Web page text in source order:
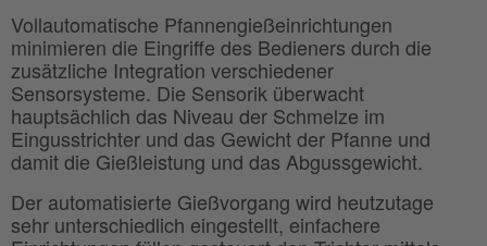
Vollautomatische Pfannengießeinrichtungen
minimieren die Eingriffe des Bedieners durch die
zusätzliche Integration verschiedener
Sensorsysteme. Die Sensorik überwacht
hauptsächlich das Niveau der Schmelze im
Eingusstrichter und das Gewicht der Pfanne und
damit die Gießleistung und das Abgussgewicht.
Der automatisierte Gießvorgang wird heutzutage
sehr unterschiedlich eingestellt, einfachere